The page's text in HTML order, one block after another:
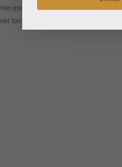
Necesitas estar registrado para
ver los precios